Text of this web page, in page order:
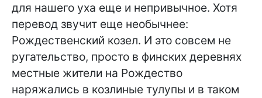
для нашего уха еще и непривычное. Хотя
перевод звучит еще необычнее:
Рождественский козел. И это совсем не
ругательство, просто в финских деревнях
местные жители на Рождество
наряжались в козлиные тулупы и в таком